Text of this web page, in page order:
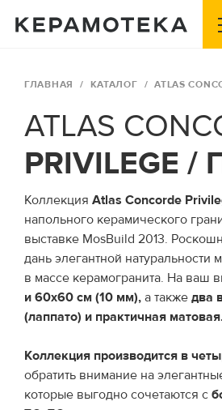
ГЛАВНАЯ КАТАЛОГ ATLAS
ATLAS
PRIVILEGE
Коллекция Atlas Concorde
напольного керамического
выставке MosBuild 2013.
дань элегантной
в массе керамогранита. На ваш
и 60х60 см (10 мм), а также два
(лаппато) и практичная
Коллекция производится в
обратить внимание на
которые выгодно сочетаются с